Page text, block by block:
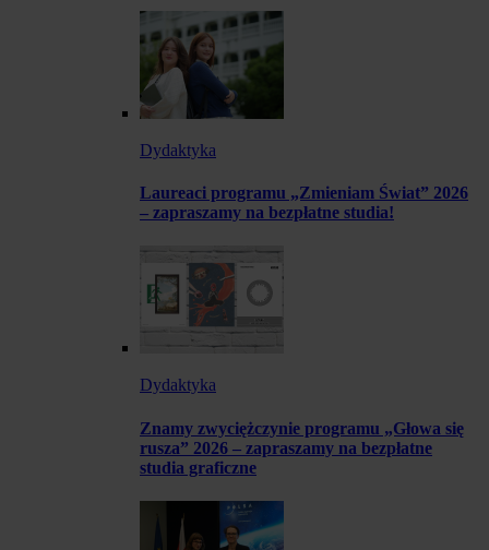
Dydaktyka
Laureaci programu „Zmieniam Świat” 2026
– zapraszamy na bezpłatne studia!
Dydaktyka
Znamy zwyciężczynie programu „Głowa się
rusza” 2026 – zapraszamy na bezpłatne
studia graficzne